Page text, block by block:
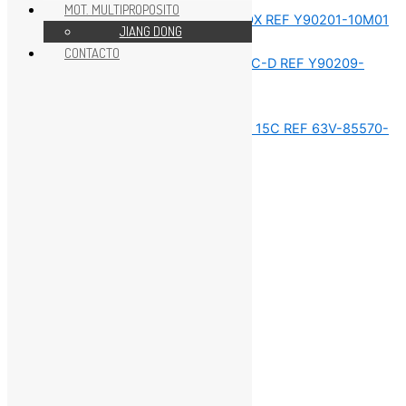
REPUESTOS MOTOR 15HP
MOT. MULTIPROPOSITO
JIANG DONG
CONTACTO